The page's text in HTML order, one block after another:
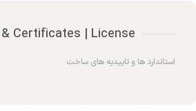
Certificates | License
استاندارد ها و تاییدیه های ساخت